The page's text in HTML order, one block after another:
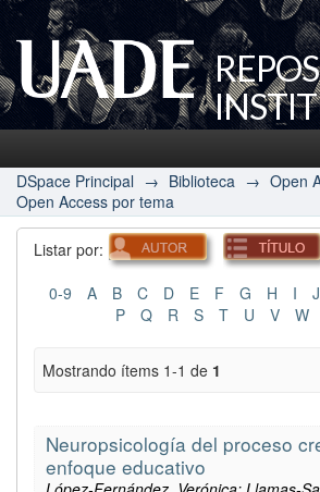
UADE
DSpace Principal → Biblioteca → Open
Open Access por tema
Listar por:
0-9 A B C D E F G H I J
P
Q R S T U V W
Mostrando ítems 1-1 de 1
Neuropsicología del proceso
enfoque educativo